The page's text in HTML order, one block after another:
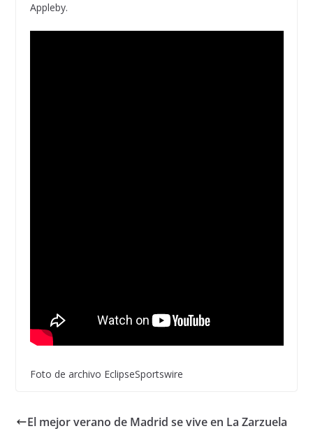
Appleby.
Foto de archivo EclipseSportswire
El mejor verano de Madrid se vive en La Zarzuela